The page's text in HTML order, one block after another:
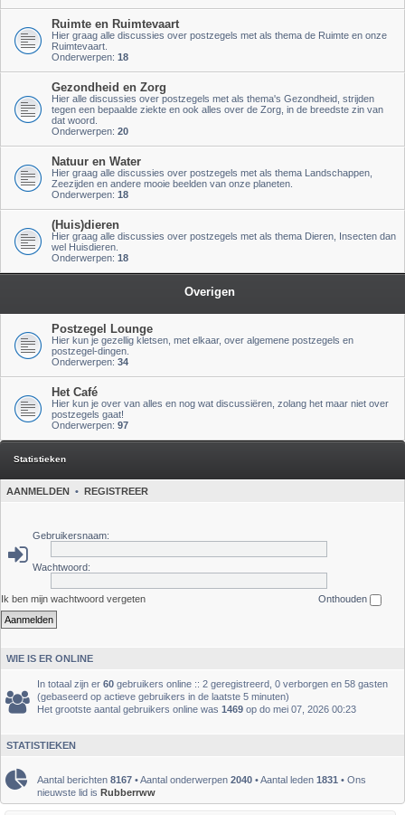
Ruimte en Ruimtevaart
Hier graag alle discussies over postzegels met als thema de Ruimte en onze
Ruimtevaart.
Onderwerpen: 18
Gezondheid en Zorg
Hier alle discussies over postzegels met als thema's Gezondheid, strijden
tegen een bepaalde ziekte en ook alles over de Zorg, in de breedste zin van
dat woord.
Onderwerpen: 20
Natuur en Water
Hier graag alle discussies over postzegels met als thema Landschappen,
Zeezijden en andere mooie beelden van onze planeten.
Onderwerpen: 18
(Huis)dieren
Hier graag alle discussies over postzegels met als thema Dieren, Insecten dan
wel Huisdieren.
Onderwerpen: 18
Overigen
Postzegel Lounge
Hier kun je gezellig kletsen, met elkaar, over algemene postzegels en
postzegel-dingen.
Onderwerpen: 34
Het Café
Hier kun je over van alles en nog wat discussiëren, zolang het maar niet over
postzegels gaat!
Onderwerpen: 97
Statistieken
AANMELDEN • REGISTREER
Gebruikersnaam:
Wachtwoord:
Ik ben mijn wachtwoord vergeten Onthouden
WIE IS ER ONLINE
In totaal zijn er 60 gebruikers online :: 2 geregistreerd, 0 verborgen en 58 gasten
(gebaseerd op actieve gebruikers in de laatste 5 minuten)
Het grootste aantal gebruikers online was 1469 op do mei 07, 2026 00:23
STATISTIEKEN
Aantal berichten 8167 • Aantal onderwerpen 2040 • Aantal leden 1831 • Ons
nieuwste lid is Rubberrww